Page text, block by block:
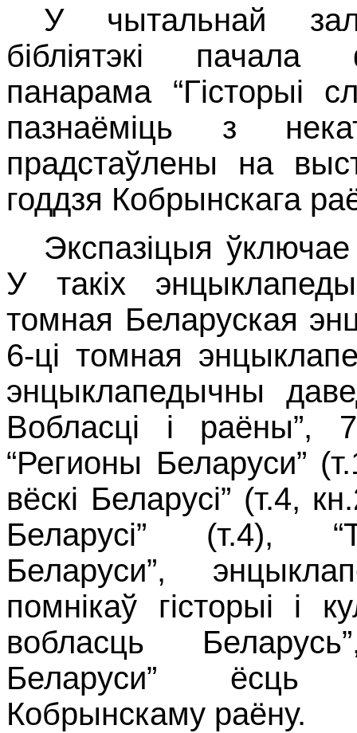
У чытальнай
бібліятэкі пачала
панарама “Гісторыі
пазнаёміць з
прадстаўлены на
годдзя Кобрынскага
Экспазіцыя ўключае
У такіх
томная Беларуская
6-ці томная
энцыклапедычны
Вобласці і раёны”,
“Регионы Беларуси”
вёскі Беларусі” (т.4,
Беларусі” (т.4),
Беларуси”,
помнікаў гісторыі і
вобласць
Беларуси” ёсць
Кобрынскаму раёну.